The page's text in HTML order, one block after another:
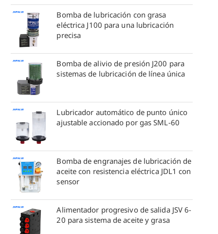
Bomba de lubricación con grasa
eléctrica J100 para una lubricación
precisa
Bomba de alivio de presión J200 para
sistemas de lubricación de línea única
Lubricador automático de punto único
ajustable accionado por gas SML-60
Bomba de engranajes de lubricación de
aceite con resistencia eléctrica JDL1 con
sensor
Alimentador progresivo de salida JSV 6-
20 para sistema de aceite y grasa